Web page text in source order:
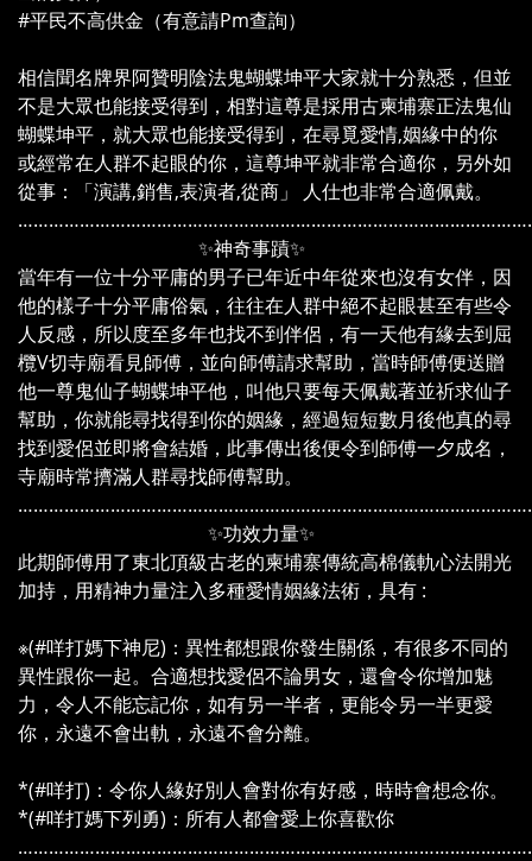
#平民不高供金（有意請Pm查詢）
相信聞名牌界阿贊明陰法鬼蝴蝶坤平大家就十分熟悉，但並
不是大眾也能接受得到，相對這尊是採用古柬埔寨正法鬼仙
蝴蝶坤平，就大眾也能接受得到，在尋覓愛情,姻緣中的你
或經常在人群不起眼的你，這尊坤平就非常合適你，另外如
從事：「演講,銷售,表演者,從商」 人仕也非常合適佩戴。
✨神奇事蹟✨
當年有一位十分平庸的男子已年近中年從來也沒有女伴，因
他的樣子十分平庸俗氣，往往在人群中絕不起眼甚至有些令
人反感，所以度至多年也找不到伴侶，有一天他有緣去到屈
欖V切寺廟看見師傅，並向師傅請求幫助，當時師傅便送贈
他一尊鬼仙子蝴蝶坤平他，叫他只要每天佩戴著並祈求仙子
幫助，你就能尋找得到你的姻緣，經過短短數月後他真的尋
找到愛侶並即將會結婚，此事傳出後便令到師傅一夕成名，
寺廟時常擠滿人群尋找師傅幫助。
✨功效力量✨
此期師傅用了東北頂級古老的柬埔寨傳統高棉儀軌心法開光
加持，用精神力量注入多種愛情姻緣法術，具有 :
※(#咩打媽下神尼)：異性都想跟你發生關係，有很多不同的
異性跟你一起。合適想找愛侶不論男女，還會令你增加魅
力，令人不能忘記你，如有另一半者，更能令另一半更愛
你，永遠不會出軌，永遠不會分離。
*(#咩打)：令你人緣好別人會對你有好感，時時會想念你。
*(#咩打媽下列勇)：所有人都會愛上你喜歡你